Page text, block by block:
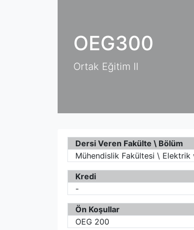
OEG300
Ortak Eğitim II
Dersi Veren Fakülte \ Bölüm
Mühendislik Fakültesi \
Kredi
-
Ön Koşullar
OEG 200